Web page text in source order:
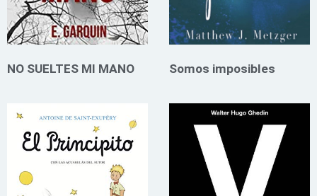
NO SUELTES MI MANO Somos imposibles